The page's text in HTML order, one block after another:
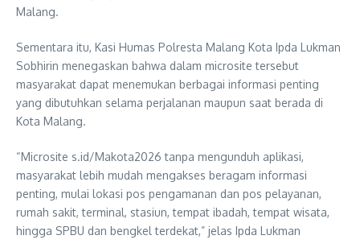
Malang.
Sementara itu, Kasi Humas Polresta Malang Kota Ipda Lukman
Sobhirin menegaskan bahwa dalam microsite tersebut
masyarakat dapat menemukan berbagai informasi penting
yang dibutuhkan selama perjalanan maupun saat berada di
Kota Malang.
“Microsite s.id/Makota2026 tanpa mengunduh aplikasi,
masyarakat lebih mudah mengakses beragam informasi
penting, mulai lokasi pos pengamanan dan pos pelayanan,
rumah sakit, terminal, stasiun, tempat ibadah, tempat wisata,
hingga SPBU dan bengkel terdekat,” jelas Ipda Lukman